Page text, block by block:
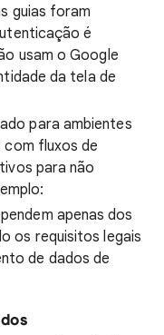
guias foram
é
usam o Google
da tela de
para ambientes
fluxos de
para não
apenas dos
os requisitos legais
de dados de